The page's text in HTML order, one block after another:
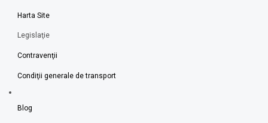
Harta Site
Legislaţie
Contravenţii
Condiţii generale de transport
Blog